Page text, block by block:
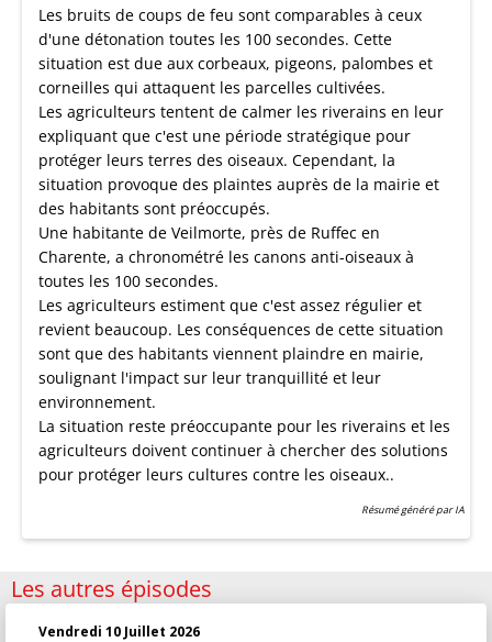
Les bruits de coups de feu sont comparables à ceux
d'une détonation toutes les 100 secondes. Cette
situation est due aux corbeaux, pigeons, palombes et
corneilles qui attaquent les parcelles cultivées.
Les agriculteurs tentent de calmer les riverains en leur
expliquant que c'est une période stratégique pour
protéger leurs terres des oiseaux. Cependant, la
situation provoque des plaintes auprès de la mairie et
des habitants sont préoccupés.
Une habitante de Veilmorte, près de Ruffec en
Charente, a chronométré les canons anti-oiseaux à
toutes les 100 secondes.
Les agriculteurs estiment que c'est assez régulier et
revient beaucoup. Les conséquences de cette situation
sont que des habitants viennent plaindre en mairie,
soulignant l'impact sur leur tranquillité et leur
environnement.
La situation reste préoccupante pour les riverains et les
agriculteurs doivent continuer à chercher des solutions
pour protéger leurs cultures contre les oiseaux..
Résumé généré par IA
Les autres épisodes
Vendredi 10 Juillet 2026